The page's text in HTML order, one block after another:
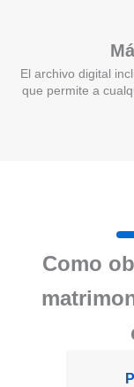
El archivo digital
que permite a
Como